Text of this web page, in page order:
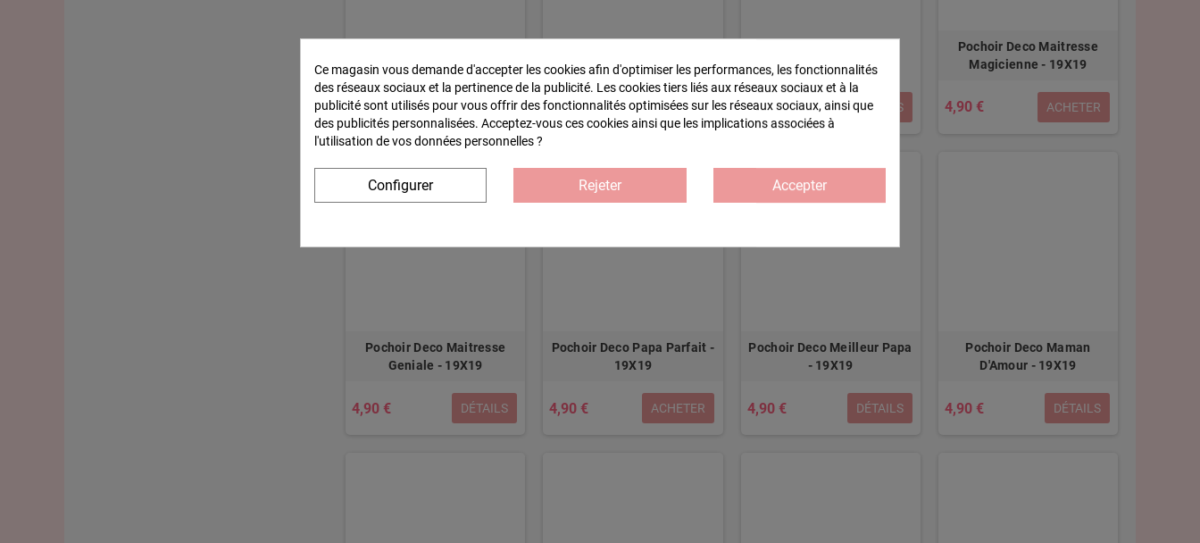
7,19 € ACHETER 7,19 € ACHETER 4,90 € DÉTAILS
Pochoir Deco Maitresse
Magicienne - 19X19
4,90 € ACHETER
Pochoir Deco Maitresse
Geniale - 19X19
4,90 € DÉTAILS
Pochoir Deco Papa Parfait -
19X19
4,90 € ACHETER
Pochoir Deco Meilleur Papa
- 19X19
4,90 € DÉTAILS
Pochoir Deco Maman
D'Amour - 19X19
4,90 € DÉTAILS
Ce magasin vous demande d'accepter les cookies afin d'optimiser les performances, les fonctionnalités
des réseaux sociaux et la pertinence de la publicité. Les cookies tiers liés aux réseaux sociaux et à la
publicité sont utilisés pour vous offrir des fonctionnalités optimisées sur les réseaux sociaux, ainsi que
des publicités personnalisées. Acceptez-vous ces cookies ainsi que les implications associées à
l'utilisation de vos données personnelles ?
Configurer Rejeter Accepter